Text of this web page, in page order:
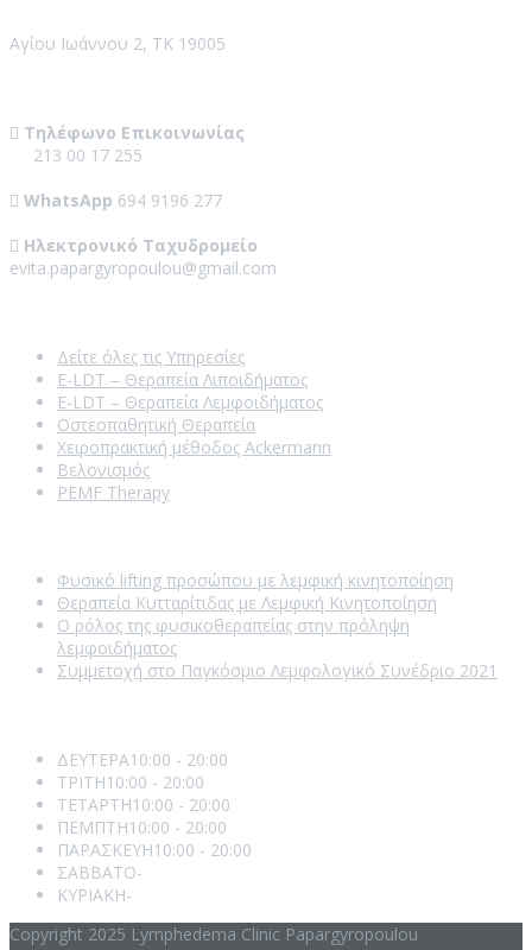
Αγίου Ιωάννου 2, ΤΚ 19005
Τηλέφωνο Επικοινωνίας
213 00 17 255
WhatsApp 694 9196 277
Ηλεκτρονικό Ταχυδρομείο
evita.papargyropoulou@gmail.com
Δείτε όλες τις Υπηρεσίες
E-LDT – Θεραπεία Λιποιδήματος
E-LDT – Θεραπεία Λεμφοιδήματος
Οστεοπαθητική Θεραπεία
Χειροπρακτική μέθοδος Ackermann
Βελονισμός
PEMF Therapy
Φυσικό lifting προσώπου με λεμφική κινητοποίηση
Θεραπεία Κυτταρίτιδας με Λεμφική Κινητοποίηση
Ο ρόλος της φυσικοθεραπείας στην πρόληψη
λεμφοιδήματος
Συμμετοχή στο Παγκόσμιο Λεμφολογικό Συνέδριο 2021
ΔΕΥΤΕΡΑ10:00 - 20:00
ΤΡΙΤΗ10:00 - 20:00
ΤΕΤΑΡΤΗ10:00 - 20:00
ΠΕΜΠΤΗ10:00 - 20:00
ΠΑΡΑΣΚΕΥΗ10:00 - 20:00
ΣΑΒΒΑΤΟ-
ΚΥΡΙΑΚΗ-
Copyright 2025 Lymphedema Clinic Papargyropoulou